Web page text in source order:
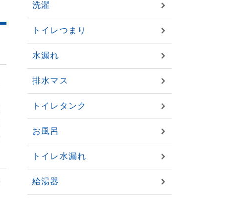
洗濯
トイレつまり
水漏れ
排水マス
トイレタンク
お風呂
トイレ水漏れ
給湯器